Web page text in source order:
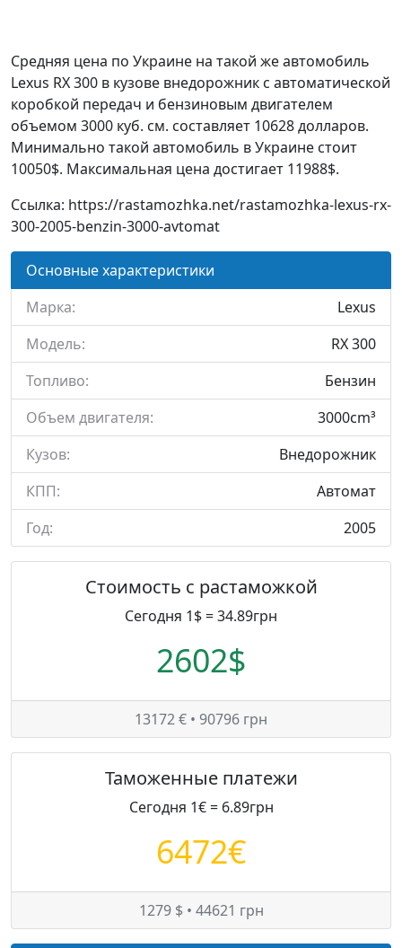
Средняя цена по Украине на такой же автомобиль
Lexus RX 300 в кузове внедорожник c автоматической
коробкой передач и бензиновым двигателем
объемом 3000 куб. см. составляет 10628 долларов.
Минимально такой автомобиль в Украине стоит
10050$. Максимальная цена достигает 11988$.
Ссылка: https://rastamozhka.net/rastamozhka-lexus-rx-
300-2005-benzin-3000-avtomat
Основные характеристики
Марка:
Lexus
Модель:
RX 300
Топливо:
Бензин
Объем двигателя:
3000cm³
Кузов:
Внедорожник
КПП:
Автомат
Год:
2005
Стоимость с растаможкой
Сегодня 1$ = 34.89грн
2602$
13172 € • 90796 грн
Таможенные платежи
Сегодня 1€ = 6.89грн
6472€
1279 $ • 44621 грн